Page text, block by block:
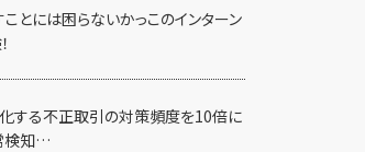
とには困らないかっこのインターン
化する不正取引の対策頻度を10倍に
検知…